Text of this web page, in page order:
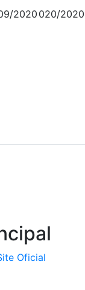
2020 020/2020
Oficial